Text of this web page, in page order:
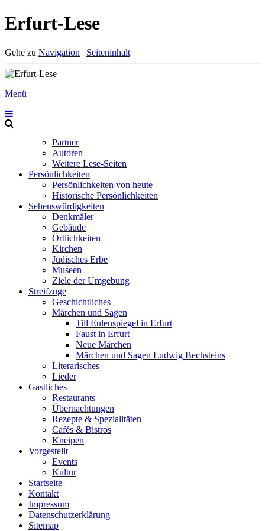
Erfurt-Lese
Gehe zu Navigation | Seiteninhalt
Menü
Partner
Autoren
Weitere Lese-Seiten
Persönlichkeiten
Persönlichkeiten von heute
Historische Persönlichkeiten
Sehenswürdigkeiten
Denkmäler
Gebäude
Örtlichkeiten
Kirchen
Jüdisches Erbe
Museen
Ziele der Umgebung
Streifzüge
Geschichtliches
Märchen und Sagen
Till Eulenspiegel in Erfurt
Faust in Erfurt
Neue Märchen
Märchen und Sagen Ludwig Bechsteins
Literarisches
Lieder
Gastliches
Restaurants
Übernachtungen
Rezepte & Spezialitäten
Cafés & Bistros
Kneipen
Vorgestellt
Events
Kultur
Startseite
Kontakt
Impressum
Datenschutz­erklärung
Sitemap